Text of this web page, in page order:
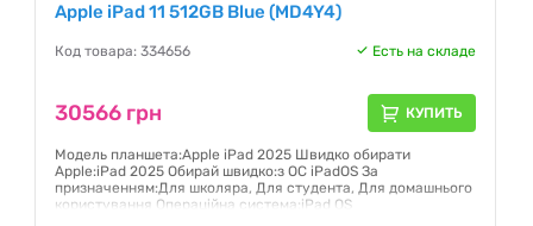
Apple iPad 11 512GB Blue (MD4Y4)
Код товара: 334656 Есть на складе
30566 грн КУПИТЬ
Модель планшета:Apple iPad 2025 Швидко обирати
Apple:iPad 2025 Обирай швидко:з ОС iPadOS За
призначенням:Для школяра, Для студента, Для домашнього
користування Операційна система:iPad OS